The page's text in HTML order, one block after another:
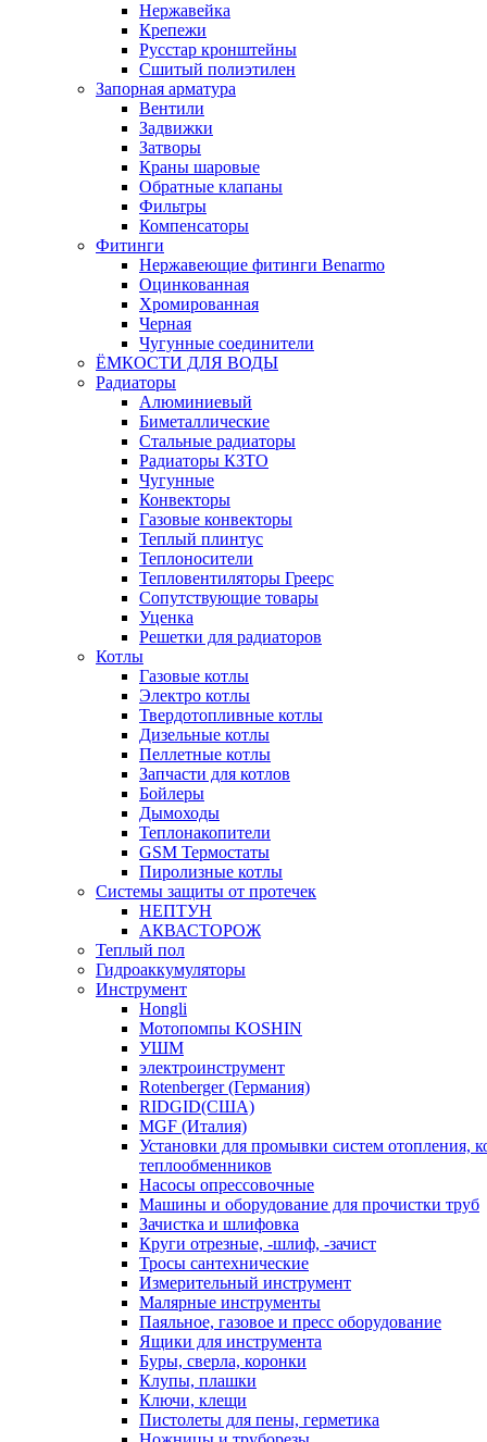
Нержавейка
Крепежи
Русстар кронштейны
Сшитый полиэтилен
Запорная арматура
Вентили
Задвижки
Затворы
Краны шаровые
Обратные клапаны
Фильтры
Компенсаторы
Фитинги
Нержавеющие фитинги Benarmo
Оцинкованная
Хромированная
Черная
Чугунные соединители
ЁМКОСТИ ДЛЯ ВОДЫ
Радиаторы
Алюминиевый
Биметаллические
Стальные радиаторы
Радиаторы КЗТО
Чугунные
Конвекторы
Газовые конвекторы
Теплый плинтус
Теплоносители
Тепловентиляторы Греерс
Сопутствующие товары
Уценка
Решетки для радиаторов
Котлы
Газовые котлы
Электро котлы
Твердотопливные котлы
Дизельные котлы
Пеллетные котлы
Запчасти для котлов
Бойлеры
Дымоходы
Теплонакопители
GSM Термостаты
Пиролизные котлы
Системы защиты от протечек
НЕПТУН
АКВАСТОРОЖ
Теплый пол
Гидроаккумуляторы
Инструмент
Hongli
Мотопомпы KOSHIN
УШМ
электроинструмент
Rotenberger (Германия)
RIDGID(США)
MGF (Италия)
Установки для промывки систем отопления,
теплообменников
Насосы опрессовочные
Машины и оборудование для прочистки труб
Зачистка и шлифовка
Круги отрезные, -шлиф, -зачист
Тросы сантехнические
Измерительный инструмент
Малярные инструменты
Паяльное, газовое и пресс оборудование
Ящики для инструмента
Буры, сверла, коронки
Клупы, плашки
Ключи, клещи
Пистолеты для пены, герметика